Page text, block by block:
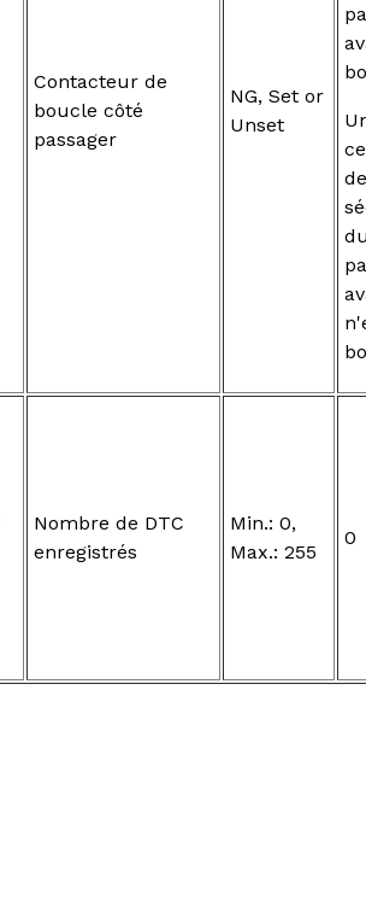
Contacteur de
boucle côté
passager
NG, Set or
Unset
de
Nombre de DTC
enregistrés
Min.: 0,
Max.: 255
0